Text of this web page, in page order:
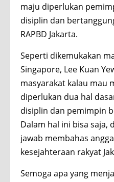
maju diperlukan
disiplin dan
RAPBD Jakarta.
Seperti dikemukakan
Singapore, Lee Kuan
masyarakat kalau mau
diperlukan dua hal
disiplin dan pemimpin
Dalam hal ini bisa saja,
jawab membahas
kesejahteraan rakyat
Semoga apa yang